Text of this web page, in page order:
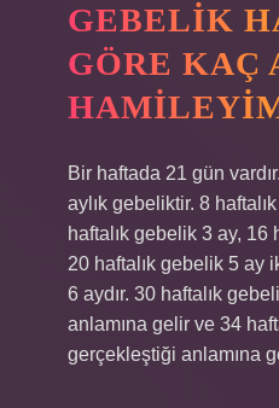
GEBELIK
GÖRE KAÇ
Bir haftada 21 gün
aylık gebeliktir. 8
haftalık gebelik 3 ay, 16
20 haftalık gebelik 5 ay
6 aydır. 30 haftalık
anlamına gelir ve 34
gerçekleştiği anlamına